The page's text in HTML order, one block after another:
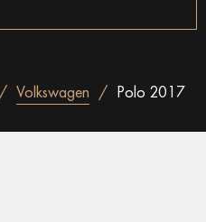
Volkswagen Polo 2017